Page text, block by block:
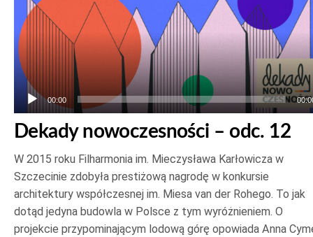
00:00
Dekady nowoczesności – odc. 12
W 2015 roku Filharmonia im. Mieczysława Karłowicza w
Szczecinie zdobyła prestiżową nagrodę w konkursie
architektury współczesnej im. Miesa van der Rohego. To jak
dotąd jedyna budowla w Polsce z tym wyróżnieniem. O
projekcie przypominającym lodową górę opowiada Anna